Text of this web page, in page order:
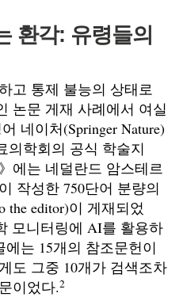
환각: 유령들의
고 통제 불능의 상태로
논문 게재 사례에서 여실
네이처(Springer Nature)
의학회의 공식 학술지
》에는 네덜란드 암스테르
작성한 750단어 분량의
the editor)이 게재되었
모니터링에 AI를 활용하
는 15개의 참조문헌이
도 그중 10개가 검색조차
이었다.2